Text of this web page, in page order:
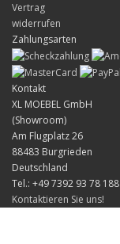
Vertrag
widerrufen
Zahlungsarten
Kontakt
XL MOEBEL GmbH
(Showroom)
Am Flugplatz 26
88483 Burgrieden
Deutschland
Tel.: +49 7392 93 78 188
Kontaktieren Sie uns!